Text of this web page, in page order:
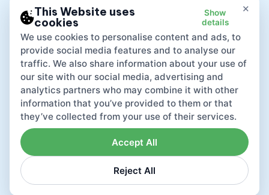
×
This Website uses
cookies
Show
details
We use cookies to personalise content and ads, to
provide social media features and to analyse our
traffic. We also share information about your use of
our site with our social media, advertising and
analytics partners who may combine it with other
information that you’ve provided to them or that
they’ve collected from your use of their services.
Reject All
Accept All